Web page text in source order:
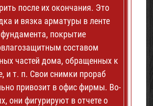
после их окончания. Это
и вязка арматуры в ленте
фундамента, покрытие
составом
частей дома, обращенных к
и т. п. Свои снимки прораб
привозит в офис фирмы. Во-
они фигурируют в отчете о